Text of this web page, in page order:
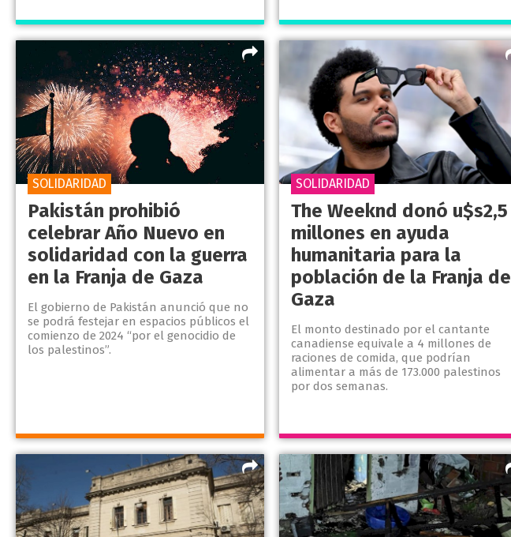
Pakistán prohibió
celebrar Año Nuevo en
solidaridad con la guerra
en la Franja de Gaza
El gobierno de Pakistán anunció que no
se podrá festejar en espacios públicos el
comienzo de 2024 “por el genocidio de
los palestinos”.
SOLIDARIDAD
The Weeknd donó u$s2,5
millones en ayuda
humanitaria para la
población de la Franja de
Gaza
El monto destinado por el cantante
canadiense equivale a 4 millones de
raciones de comida, que podrían
alimentar a más de 173.000 palestinos
por dos semanas.
SOLIDARIDAD